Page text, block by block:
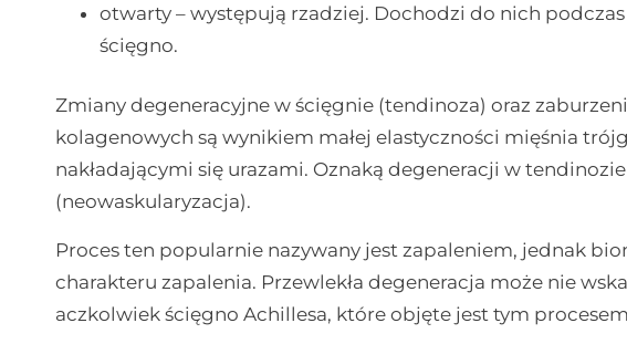
otwarty – występują rzadziej. Dochodzi do nich
ścięgno.
Zmiany degeneracyjne w ścięgnie (tendinoza) oraz
kolagenowych są wynikiem małej elastyczności mięśnia
nakładającymi się urazami. Oznaką degeneracji w
(neowaskularyzacja).
Proces ten popularnie nazywany jest zapaleniem, jednak
charakteru zapalenia. Przewlekła degeneracja może nie
aczkolwiek ścięgno Achillesa, które objęte jest tym